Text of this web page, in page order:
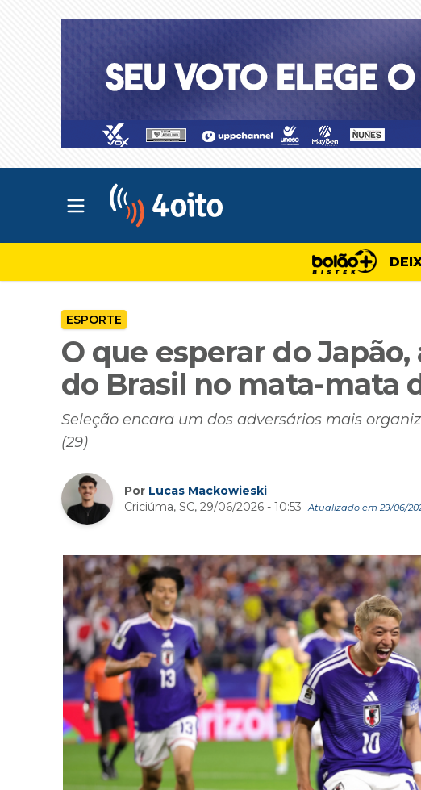
Abrir menu principal
ESPORTE
O que esperar do
do Brasil no mata-mata
Seleção encara um dos adversários mais
(29)
Por Lucas Mackowieski
Criciúma, SC, 29/06/2026 - 10:53
Atualizado em 29/06/